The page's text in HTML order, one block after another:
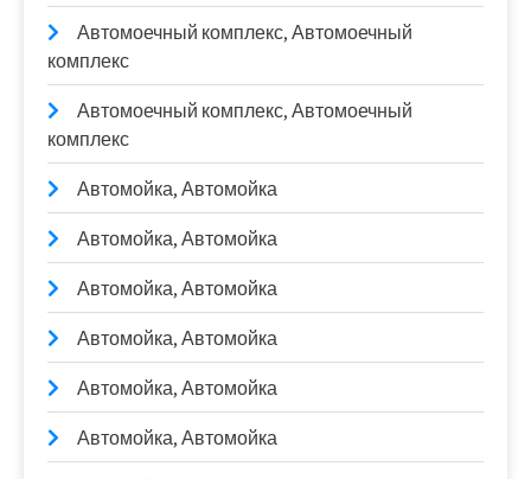
Автомоечный комплекс, Автомоечный
комплекс
Автомоечный комплекс, Автомоечный
комплекс
Автомойка, Автомойка
Автомойка, Автомойка
Автомойка, Автомойка
Автомойка, Автомойка
Автомойка, Автомойка
Автомойка, Автомойка